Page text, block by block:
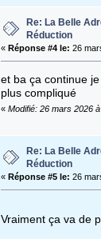
Re: La Belle
Réduction
« Réponse #4 le: 26
et ba ça continue
plus compliqué
«Modifié: 26 mars 2026
Re: La Belle
Réduction
«Réponse #5 le: 26
Vraiment ça va de